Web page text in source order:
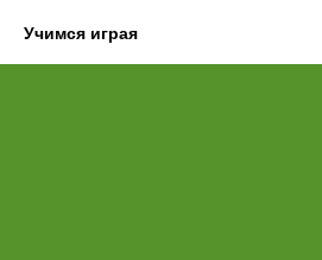
Учимся играя